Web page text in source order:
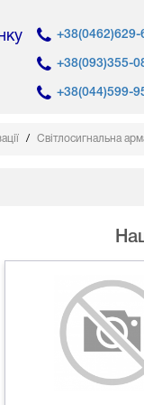
+38(0462)629-
+38(093)355-
+38(044)599-
Світлосигнальна